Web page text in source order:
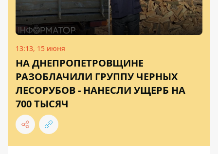
13:13, 15 июня
НА ДНЕПРОПЕТРОВЩИНЕ
РАЗОБЛАЧИЛИ ГРУППУ ЧЕРНЫХ
ЛЕСОРУБОВ - НАНЕСЛИ УЩЕРБ НА
700 ТЫСЯЧ